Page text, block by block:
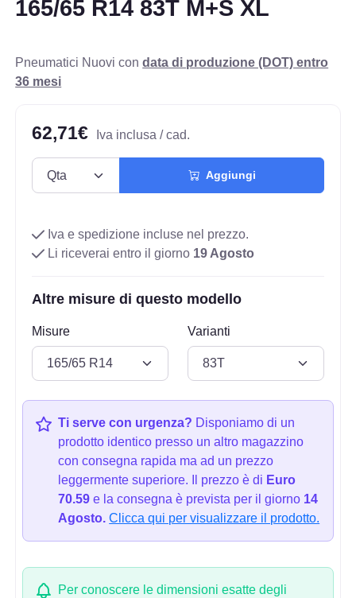
165/65 R14 83T M+S XL
Pneumatici Nuovi condata di produzione (DOT) entro
36 mesi
62,71€ Iva inclusa / cad.
Aggiungi
Iva e spedizione incluse nel prezzo.
Li riceverai entro il giorno 19 Agosto
Altre misure di questo modello
Misure Varianti
Ti serve con urgenza? Disponiamo di un
prodotto identico presso un altro magazzino
con consegna rapida ma ad un prezzo
leggermente superiore. Il prezzo è di Euro
70.59 e la consegna è prevista per il giorno 14
Agosto. Clicca qui per visualizzare il prodotto.
Per conoscere le dimensioni esatte degli